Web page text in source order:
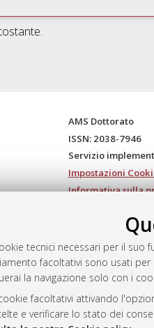
tecnici necessari per il
facoltativi sono usati
la navigazione solo con i
facoltativi attivando
e verificare lo stato dei
AMS Dottorato
ISSN: 2038-7946
Servizio
Impostazioni
Informativa sulla
STUDIORUM - Università di